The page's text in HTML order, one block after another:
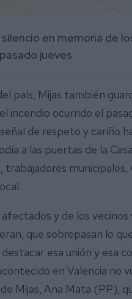
en memoria de
jueves
país, Mijas también
incendio ocurrido el
de respeto y cariño
a las puertas de la
y de los
que sobrepasan lo
esa unión y esa
en Valencia no
Mijas, Ana Mata (PP),